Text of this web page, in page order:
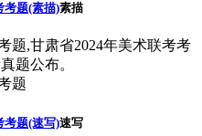
考题(素描)素描
题,甘肃省2024年美术联考考
题公布。
考题(速写)速写